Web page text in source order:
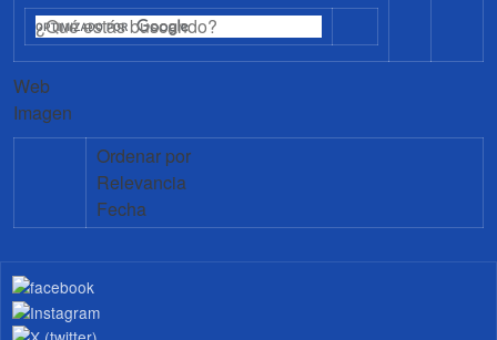
Web
Imagen
Ordenar por
Relevancia
Fecha